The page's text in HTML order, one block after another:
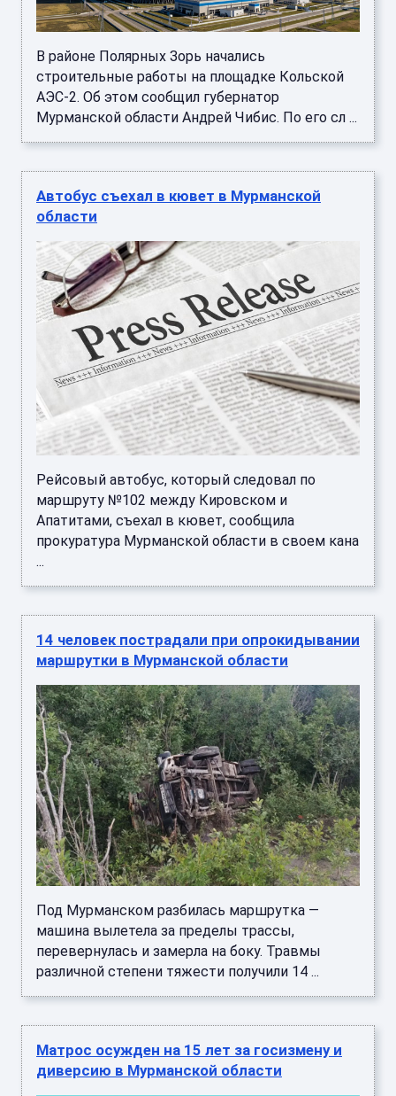
В районе Полярных Зорь начались
строительные работы на площадке Кольской
АЭС-2. Об этом сообщил губернатор
Мурманской области Андрей Чибис. По его сл ...
Автобус съехал в кювет в Мурманской
области
Рейсовый автобус, который следовал по
маршруту №102 между Кировском и
Апатитами, съехал в кювет, сообщила
прокуратура Мурманской области в своем кана
...
14 человек пострадали при опрокидывании
маршрутки в Мурманской области
Под Мурманском разбилась маршрутка —
машина вылетела за пределы трассы,
перевернулась и замерла на боку. Травмы
различной степени тяжести получили 14 ...
Матрос осужден на 15 лет за госизмену и
диверсию в Мурманской области